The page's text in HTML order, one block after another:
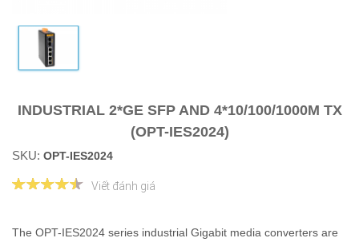
INDUSTRIAL 2*GE SFP AND 4*10/100/1000M TX
(OPT-IES2024)
SKU: OPT-IES2024
Viết đánh giá
The OPT-IES2024 series industrial Gigabit media converters are